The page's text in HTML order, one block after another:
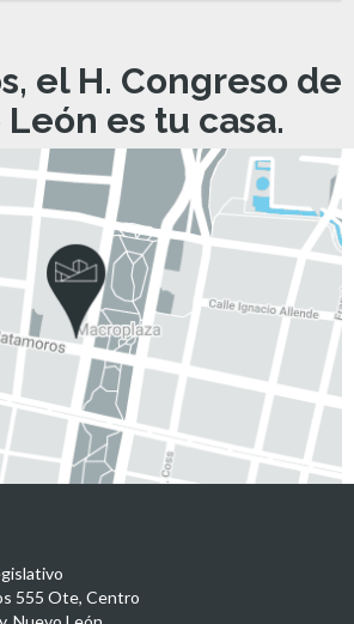
el H. Congreso de
es tu casa.
555 Ote, Centro